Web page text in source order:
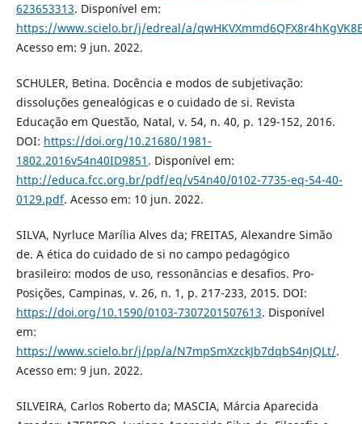
623653313. Disponível em:
https://www.scielo.br/j/edreal/a/
Acesso em: 9 jun. 2022.
SCHULER, Betina. Docência e modos de subjetivação:
dissoluções genealógicas e o cuidado de si. Revista
Educação em Questão, Natal, v. 54, n. 40, p. 129-152, 2016.
DOI: https://doi.org/10.21680/1981-
1802.2016v54n40ID9851 . Disponível em:
http://educa.fcc.org.br/pdf/eq/v54n40/0102-7735-eq-54-40-
0129.pdf. Acesso em: 10 jun. 2022.
SILVA, Nyrluce Marília Alves da; FREITAS, Alexandre Simão
de. A ética do cuidado de si no campo pedagógico
brasileiro: modos de uso, ressonâncias e desafios. Pro-
Posições, Campinas, v. 26, n. 1, p. 217-233, 2015. DOI:
https://doi.org/10.1590/0103-7307201507613. Disponível
em:
https://www.scielo.br/j/pp/a/N7mpSmXzckJb7dqbS4nJQLt/.
Acesso em: 9 jun. 2022.
SILVEIRA, Carlos Roberto da; MASCIA, Márcia Aparecida